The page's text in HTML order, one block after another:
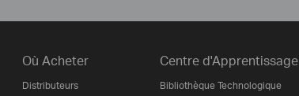
Où Acheter
Distributeurs
Centre d'Apprentissage
Bibliothèque Technologique